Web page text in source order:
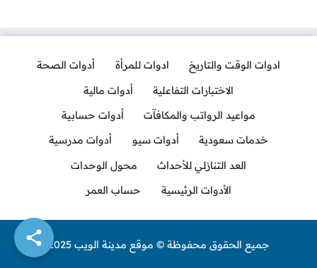
ادوات الوقت والتاريخ ادوات للمرأة
أدوات الصحة
الاختبارات التفاعلية
أدوات مالية
مواعيد الرواتب والمكافآت
أدوات حسابية
خدمات سعودية
أدوات سيو
أدوات مدرسية
العد التنازلي للأحداث
محول الوحدات
الأدوات الرئيسية
حساب العمر
جميع الحقوق محفوظة © موقع مدينة الويب 2025